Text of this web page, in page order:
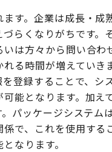
す。企業は成長・成
らくなりがちです。
は方々から問い合わ
る時間が増えていき
登録することで、シ
能となります。加え
パッケージシステム
で、これを使用する
なります。